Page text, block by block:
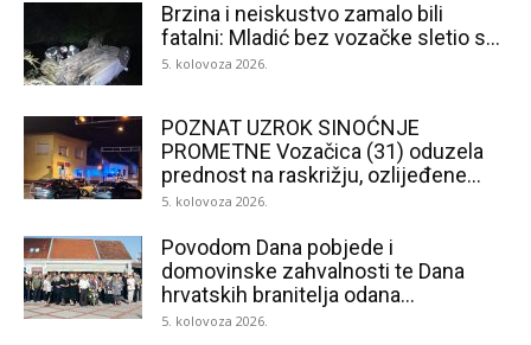
Brzina i neiskustvo zamalo bili
fatalni: Mladić bez vozačke sletio s...
5. kolovoza 2026.
POZNAT UZROK SINOĆNJE
PROMETNE Vozačica (31) oduzela
prednost na raskrižju, ozlijeđene...
5. kolovoza 2026.
Povodom Dana pobjede i
domovinske zahvalnosti te Dana
hrvatskih branitelja odana...
5. kolovoza 2026.